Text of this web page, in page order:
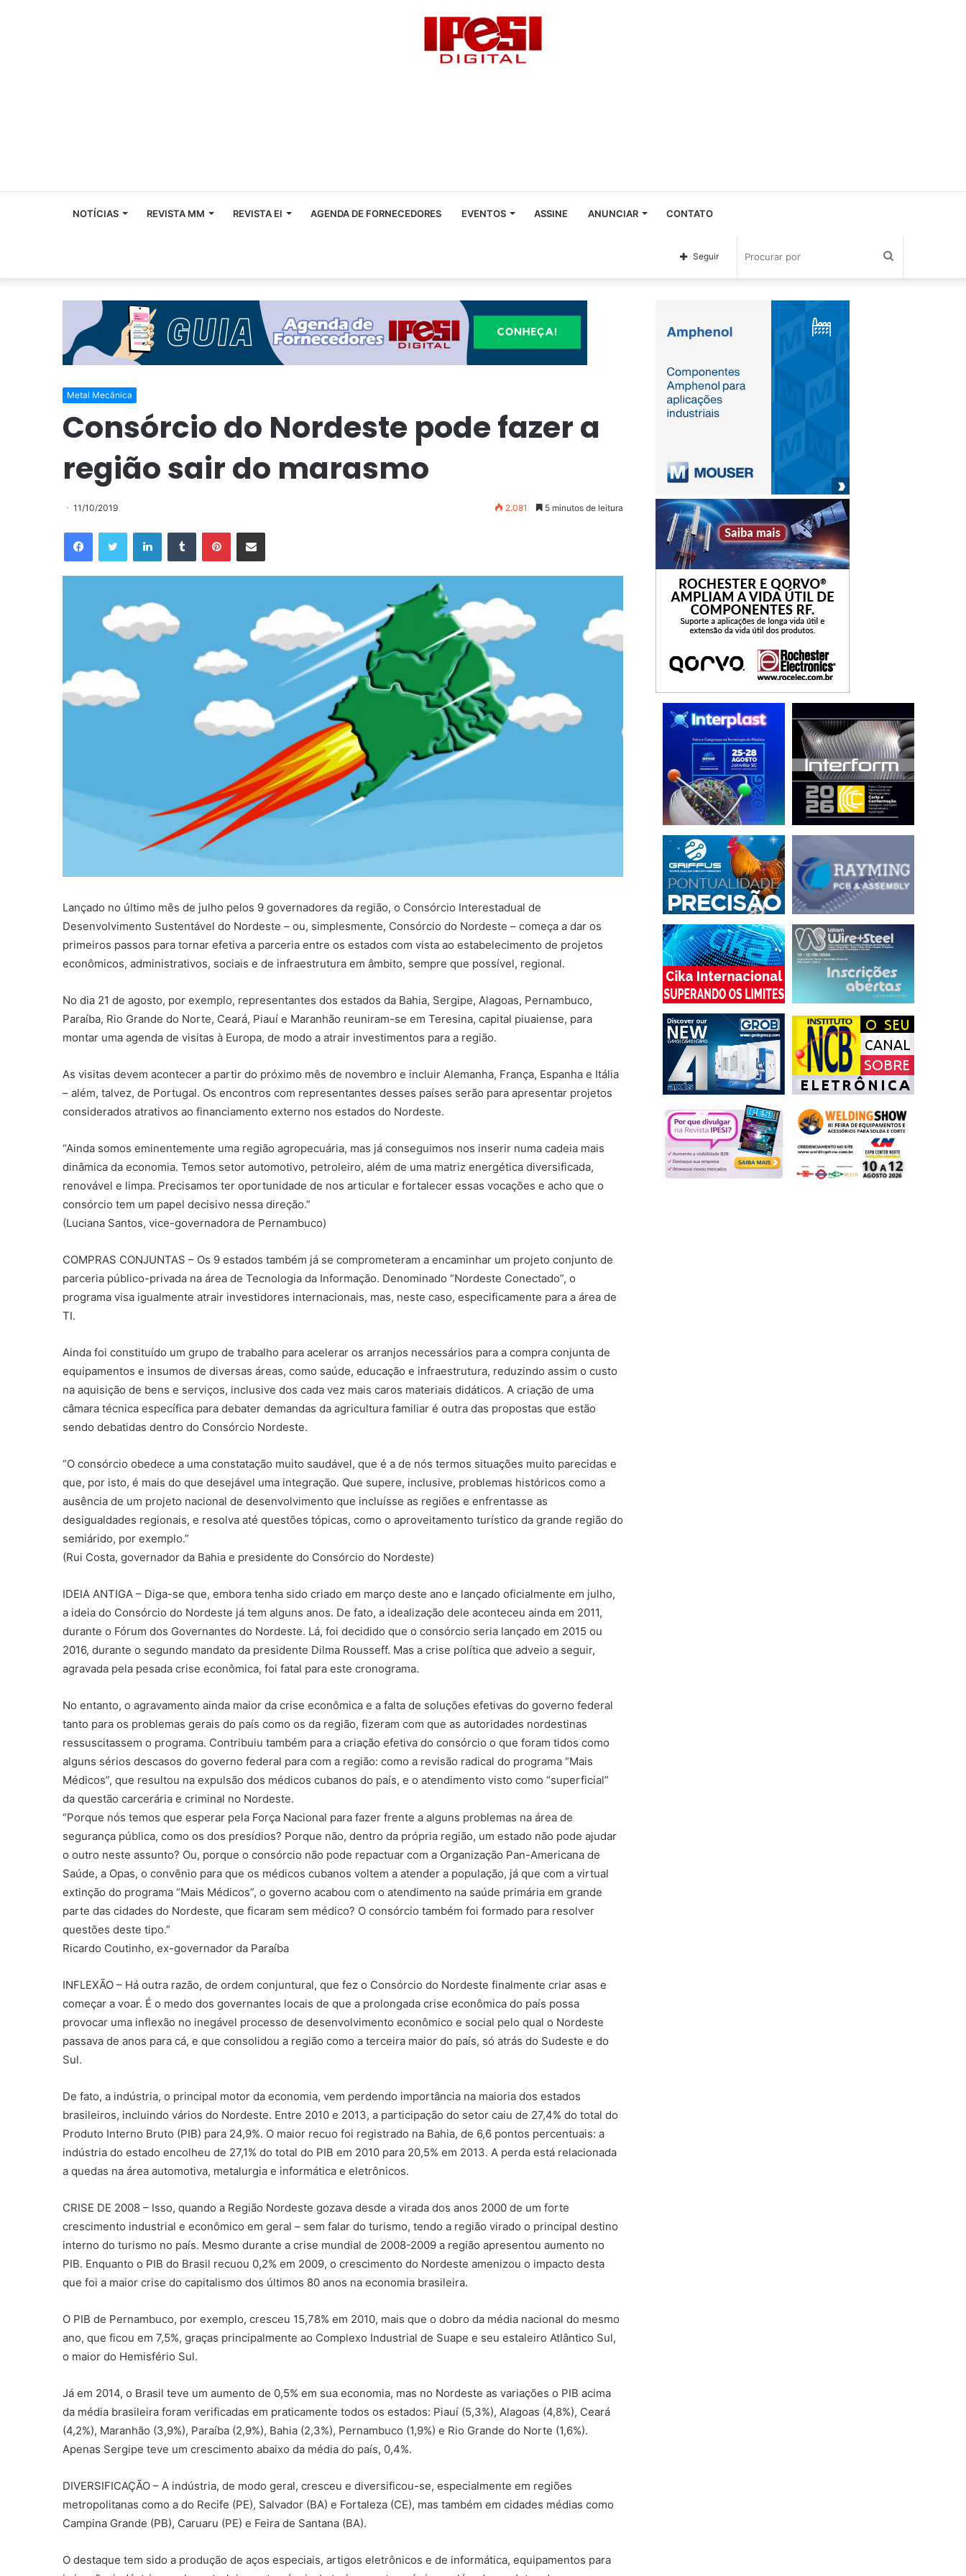
NOTÍCIAS REVISTA MM REVISTA EI AGENDA DE FORNECEDORES EVENTOS ASSINE ANUNCIAR CONTATO
Seguir
Metal Mecânica
Consórcio do Nordeste pode fazer a
região sair do marasmo
11/10/2019 2.081 5 minutos de leitura
Lançado no último mês de julho pelos 9 governadores da região, o Consórcio Interestadual de
Desenvolvimento Sustentável do Nordeste – ou, simplesmente, Consórcio do Nordeste – começa a dar os
primeiros passos para tornar efetiva a parceria entre os estados com vista ao estabelecimento de projetos
econômicos, administrativos, sociais e de infraestrutura em âmbito, sempre que possível, regional.
No dia 21 de agosto, por exemplo, representantes dos estados da Bahia, Sergipe, Alagoas, Pernambuco,
Paraíba, Rio Grande do Norte, Ceará, Piauí e Maranhão reuniram-se em Teresina, capital piuaiense, para
montar uma agenda de visitas à Europa, de modo a atrair investimentos para a região.
As visitas devem acontecer a partir do próximo mês de novembro e incluir Alemanha, França, Espanha e Itália
– além, talvez, de Portugal. Os encontros com representantes desses países serão para apresentar projetos
considerados atrativos ao financiamento externo nos estados do Nordeste.
“Ainda somos eminentemente uma região agropecuária, mas já conseguimos nos inserir numa cadeia mais
dinâmica da economia. Temos setor automotivo, petroleiro, além de uma matriz energética diversificada,
renovável e limpa. Precisamos ter oportunidade de nos articular e fortalecer essas vocações e acho que o
consórcio tem um papel decisivo nessa direção.”
(Luciana Santos, vice-governadora de Pernambuco)
COMPRAS CONJUNTAS – Os 9 estados também já se comprometeram a encaminhar um projeto conjunto de
parceria público-privada na área de Tecnologia da Informação. Denominado “Nordeste Conectado”, o
programa visa igualmente atrair investidores internacionais, mas, neste caso, especificamente para a área de
TI.
Ainda foi constituído um grupo de trabalho para acelerar os arranjos necessários para a compra conjunta de
equipamentos e insumos de diversas áreas, como saúde, educação e infraestrutura, reduzindo assim o custo
na aquisição de bens e serviços, inclusive dos cada vez mais caros materiais didáticos. A criação de uma
câmara técnica específica para debater demandas da agricultura familiar é outra das propostas que estão
sendo debatidas dentro do Consórcio Nordeste.
“O consórcio obedece a uma constatação muito saudável, que é a de nós termos situações muito parecidas e
que, por isto, é mais do que desejável uma integração. Que supere, inclusive, problemas históricos como a
ausência de um projeto nacional de desenvolvimento que incluísse as regiões e enfrentasse as
desigualdades regionais, e resolva até questões tópicas, como o aproveitamento turístico da grande região do
semiárido, por exemplo.”
(Rui Costa, governador da Bahia e presidente do Consórcio do Nordeste)
IDEIA ANTIGA – Diga-se que, embora tenha sido criado em março deste ano e lançado oficialmente em julho,
a ideia do Consórcio do Nordeste já tem alguns anos. De fato, a idealização dele aconteceu ainda em 2011,
durante o Fórum dos Governantes do Nordeste. Lá, foi decidido que o consórcio seria lançado em 2015 ou
2016, durante o segundo mandato da presidente Dilma Rousseff. Mas a crise política que adveio a seguir,
agravada pela pesada crise econômica, foi fatal para este cronograma.
No entanto, o agravamento ainda maior da crise econômica e a falta de soluções efetivas do governo federal
tanto para os problemas gerais do país como os da região, fizeram com que as autoridades nordestinas
ressuscitassem o programa. Contribuiu também para a criação efetiva do consórcio o que foram tidos como
alguns sérios descasos do governo federal para com a região: como a revisão radical do programa “Mais
Médicos”, que resultou na expulsão dos médicos cubanos do país, e o atendimento visto como “superficial”
da questão carcerária e criminal no Nordeste.
“Porque nós temos que esperar pela Força Nacional para fazer frente a alguns problemas na área de
segurança pública, como os dos presídios? Porque não, dentro da própria região, um estado não pode ajudar
o outro neste assunto? Ou, porque o consórcio não pode repactuar com a Organização Pan-Americana de
Saúde, a Opas, o convênio para que os médicos cubanos voltem a atender a população, já que com a virtual
extinção do programa “Mais Médicos”, o governo acabou com o atendimento na saúde primária em grande
parte das cidades do Nordeste, que ficaram sem médico? O consórcio também foi formado para resolver
questões deste tipo.”
Ricardo Coutinho, ex-governador da Paraíba
INFLEXÃO – Há outra razão, de ordem conjuntural, que fez o Consórcio do Nordeste finalmente criar asas e
começar a voar. É o medo dos governantes locais de que a prolongada crise econômica do país possa
provocar uma inflexão no inegável processo de desenvolvimento econômico e social pelo qual o Nordeste
passava de anos para cá, e que consolidou a região como a terceira maior do país, só atrás do Sudeste e do
Sul.
De fato, a indústria, o principal motor da economia, vem perdendo importância na maioria dos estados
brasileiros, incluindo vários do Nordeste. Entre 2010 e 2013, a participação do setor caiu de 27,4% do total do
Produto Interno Bruto (PIB) para 24,9%. O maior recuo foi registrado na Bahia, de 6,6 pontos percentuais: a
indústria do estado encolheu de 27,1% do total do PIB em 2010 para 20,5% em 2013. A perda está relacionada
a quedas na área automotiva, metalurgia e informática e eletrônicos.
CRISE DE 2008 – Isso, quando a Região Nordeste gozava desde a virada dos anos 2000 de um forte
crescimento industrial e econômico em geral – sem falar do turismo, tendo a região virado o principal destino
interno do turismo no país. Mesmo durante a crise mundial de 2008-2009 a região apresentou aumento no
PIB. Enquanto o PIB do Brasil recuou 0,2% em 2009, o crescimento do Nordeste amenizou o impacto desta
que foi a maior crise do capitalismo dos últimos 80 anos na economia brasileira.
O PIB de Pernambuco, por exemplo, cresceu 15,78% em 2010, mais que o dobro da média nacional do mesmo
ano, que ficou em 7,5%, graças principalmente ao Complexo Industrial de Suape e seu estaleiro Atlântico Sul,
o maior do Hemisfério Sul.
Já em 2014, o Brasil teve um aumento de 0,5% em sua economia, mas no Nordeste as variações o PIB acima
da média brasileira foram verificadas em praticamente todos os estados: Piauí (5,3%), Alagoas (4,8%), Ceará
(4,2%), Maranhão (3,9%), Paraíba (2,9%), Bahia (2,3%), Pernambuco (1,9%) e Rio Grande do Norte (1,6%).
Apenas Sergipe teve um crescimento abaixo da média do país, 0,4%.
DIVERSIFICAÇÃO – A indústria, de modo geral, cresceu e diversificou-se, especialmente em regiões
metropolitanas como a do Recife (PE), Salvador (BA) e Fortaleza (CE), mas também em cidades médias como
Campina Grande (PB), Caruaru (PE) e Feira de Santana (BA).
O destaque tem sido a produção de aços especiais, artigos eletrônicos e de informática, equipamentos para